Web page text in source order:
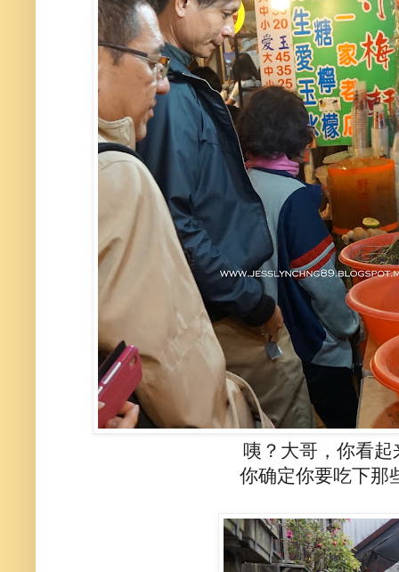
咦？大哥，你看
你确定你要吃下那